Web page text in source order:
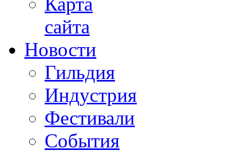
сайта
Новости
Гильдия
Индустрия
Фестивали
События